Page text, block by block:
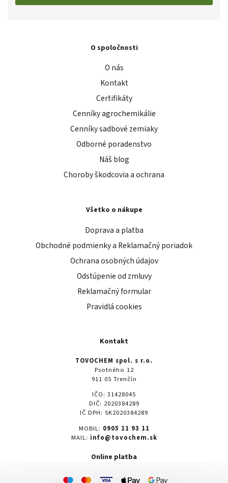
O spoločnosti
O nás
Kontakt
Certifikáty
Cenníky agrochemikálie
Cenníky sadbové zemiaky
Odborné poradenstvo
Náš blog
Choroby škodcovia a ochrana
Všetko o nákupe
Doprava a platba
Obchodné podmienky a Reklamačný poriadok
Ochrana osobných údajov
Odstúpenie od zmluvy
Reklamačný formular
Pravidlá cookies
Kontakt
TOVOCHEM spol. s r.o.
Psotného 12
911 05 Trenčín
IČO: 31428045
DIČ: 2020384289
IČ DPH: SK2020384289
MOBIL: 0905 11 93 11
MAIL: info@tovochem.sk
Online platba